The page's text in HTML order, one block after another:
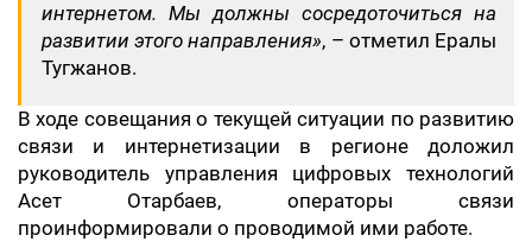
интернетом. Мы должны сосредоточиться на
развитии этого направления», – отметил Ералы
Тугжанов.
В ходе совещания о текущей ситуации по развитию
связи и интернетизации в регионе доложил
руководитель управления цифровых технологий
Асет Отарбаев, операторы связи
проинформировали о проводимой ими работе.